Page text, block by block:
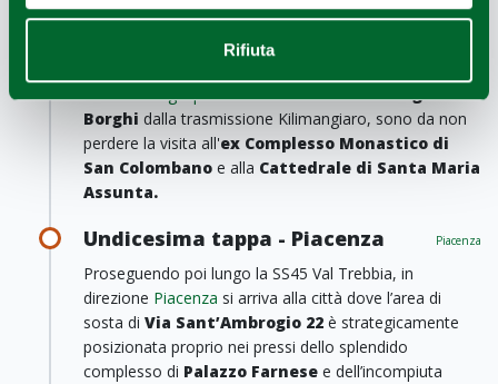
Rifiuta
visitatori con la sua Sala delle Marine ed il Salone delle
uno deiBorghi più Belli d'Italiae nel 2009Borgo dei
Borghi dalla trasmissione Kilimangiaro, sono da non
perdere la visita all'ex Complesso Monastico di
San Colombano e alla Cattedrale di Santa Maria
Assunta.
Undicesima tappa - Piacenza Piacenza
Proseguendo poi lungo la SS45 Val Trebbia, in
direzione Piacenza si arriva alla città dove l’area di
sosta di Via Sant’Ambrogio 22 è strategicamente
posizionata proprio nei pressi dello splendido
complesso di Palazzo Farnese e dell’incompiuta